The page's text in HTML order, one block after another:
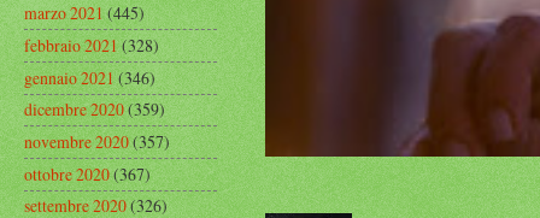
marzo 2021(445)
febbraio 2021(328)
gennaio 2021(346)
dicembre 2020(359)
novembre 2020(357)
ottobre 2020(367)
settembre 2020(326)